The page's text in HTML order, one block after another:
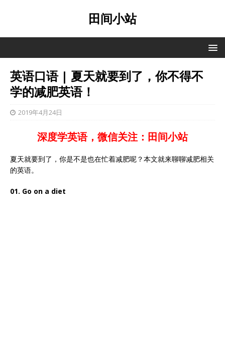
田间小站
英语口语 | 夏天就要到了，你不得不
学的减肥英语！
2019年4月24日
深度学英语，微信关注：田间小站
夏天就要到了，你是不是也在忙着减肥呢？本文就来聊聊减肥相关
的英语。
01. Go on a diet